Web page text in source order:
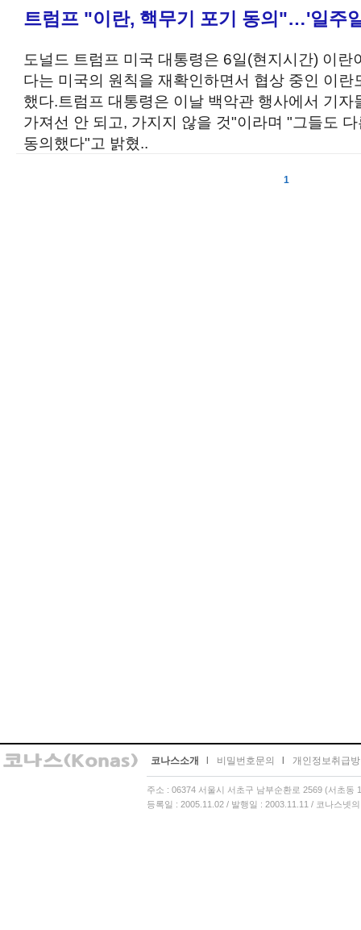
트럼프 "이란, 핵무기 포기 동의"…'일주
도널드 트럼프 미국 대통령은 6일(현지시간) 이
다는 미국의 원칙을 재확인하면서 협상 중인 이
했다.트럼프 대통령은 이날 백악관 행사에서 기
가져선 안 되고, 가지지 않을 것"이라며 "그들도
동의했다"고 밝혔..
1
코나스소개 비밀번호문의 개인정보취급
주소 : 06374 서울시 서초구 남부순환로 2569 (서초
등록일 : 2005.11.02 / 발행일 : 2003.11.11 / 코나스넷